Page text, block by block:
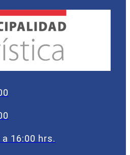
16:00 hrs.